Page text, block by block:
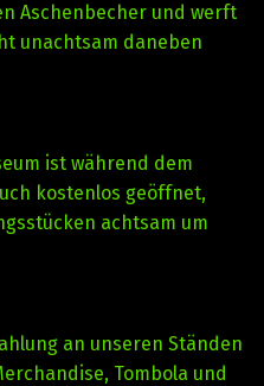
Aschenbecher und werft
unachtsam daneben
ist während dem
kostenlos geöffnet,
achtsam um
an unseren Ständen
Tombola und